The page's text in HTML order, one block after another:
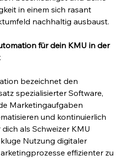
in einem sich rasant
nachhaltig ausbaust.
für dein KMU in der
bezeichnet den
spezialisierter Software,
Marketingaufgaben
und kontinuierlich
als Schweizer KMU
Nutzung digitaler
effizienter zu